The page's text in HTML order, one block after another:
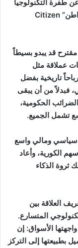
طفرة التكنولوجيا
” Citizen
مقترح قد يبدو بسيطاً
عملاقة مثل
تاريخية بفضل
فبدلاً من أن يبقى
الحكومية،
تشمل الجميع.
سياسي ومالي واسع
الكورية، وأعاد
الذكاء
العلاقة بين
المتسارع.
الأسواق: إن
بطبيعتها إلى التركز